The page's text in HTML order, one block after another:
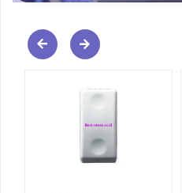
לכל מוצרי היצרן